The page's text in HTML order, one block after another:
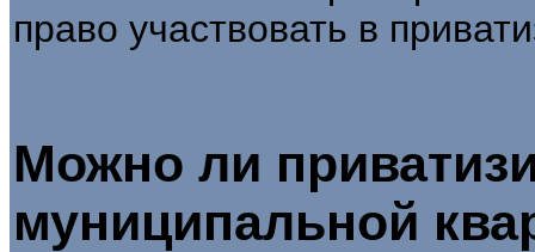
право участвовать в
Можно ли
муниципальной